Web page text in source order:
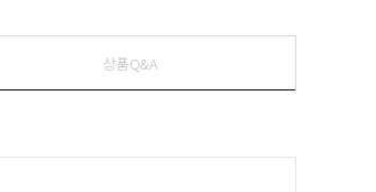
상품Q&A